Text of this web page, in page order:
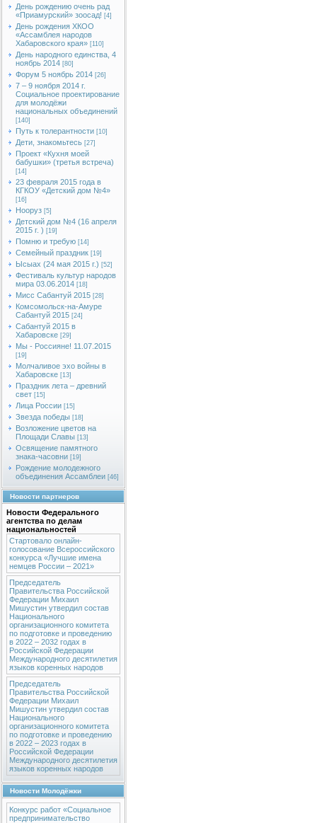
День рождению очень рад
«Приамурский» зоосад! [4]
День рождения ХКОО
«Ассамблея народов
Хабаровского края» [110]
День народного единства, 4
ноябрь 2014 [80]
Форум 5 ноябрь 2014 [26]
7 – 9 ноября 2014 г.
Социальное проектирование
для молодёжи
национальных объединений
[140]
Путь к толерантности [10]
Дети, знакомьтесь [27]
Проект «Кухня моей
бабушки» (третья встреча)
[14]
23 февраля 2015 года в
КГКОУ «Детский дом №4»
[16]
Нооруз [5]
Детский дом №4 (16 апреля
2015 г. ) [19]
Помню и требую [14]
Семейный праздник [19]
Ысыах (24 мая 2015 г.) [52]
Фестиваль культур народов
мира 03.06.2014 [18]
Мисс Сабантуй 2015 [28]
Комсомольск-на-Амуре
Сабантуй 2015 [24]
Сабантуй 2015 в
Хабаровске [29]
Мы - Россияне! 11.07.2015
[19]
Молчаливое эхо войны в
Хабаровске [13]
Праздник лета – древний
свет [15]
Лица России [15]
Звезда победы [18]
Возложение цветов на
Площади Славы [13]
Освящение памятного
знака-часовни [19]
Рождение молодежного
объединения Ассамблеи [46]
Новости партнеров
Новости Федерального
агентства по делам
национальностей
Стартовало онлайн-
голосование Всероссийского
конкурса «Лучшие имена
немцев России – 2021»
Председатель
Правительства Российской
Федерации Михаил
Мишустин утвердил состав
Национального
организационного комитета
по подготовке и проведению
в 2022 – 2032 годах в
Российской Федерации
Международного десятилетия
языков коренных народов
Председатель
Правительства Российской
Федерации Михаил
Мишустин утвердил состав
Национального
организационного комитета
по подготовке и проведению
в 2022 – 2023 годах в
Российской Федерации
Международного десятилетия
языков коренных народов
Новости Молодёжки
Конкурс работ «Социальное
предпринимательство